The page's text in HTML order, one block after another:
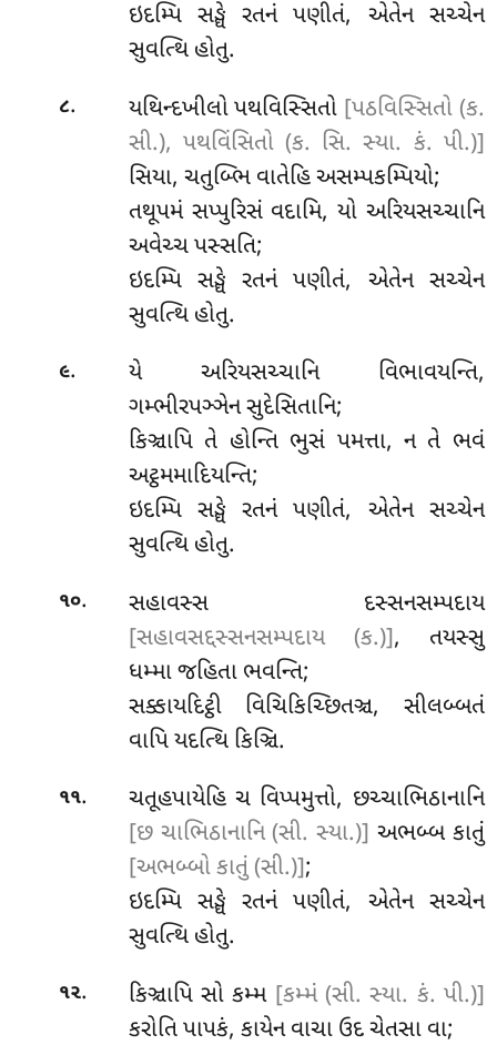
ઇદમ્પિ સઙ્ઘે રતનં પણીતં, એતેન સચ્ચેન
સુવત્થિ હોતુ.
૮. યથિન્દખીલો પથવિસ્સિતો [પઠવિસ્સિતો (ક.
સી.), પથવિંસિતો (ક. સિ. સ્યા. કં. પી.)]
સિયા, ચતુબ્ભિ વાતેહિ અસમ્પકમ્પિયો;
તથૂપમં સપ્પુરિસં વદામિ, યો અરિયસચ્ચાનિ
અવેચ્ચ પસ્સતિ;
ઇદમ્પિ સઙ્ઘે રતનં પણીતં, એતેન સચ્ચેન
સુવત્થિ હોતુ.
૯.
યે અરિયસચ્ચાનિ વિભાવયન્તિ,
ગમ્ભીરપઞ્ઞેન સુદેસિતાનિ;
કિઞ્ચાપિ તે હોન્તિ ભુસં પમત્તા, ન તે ભવં
અટ્ઠમમાદિયન્તિ;
ઇદમ્પિ સઙ્ઘે રતનં પણીતં, એતેન સચ્ચેન
સુવત્થિ હોતુ.
૧૦. સહાવસ્સ દસ્સનસમ્પદાય
[સહાવસદ્દસ્સનસમ્પદાય (ક.)], તયસ્સુ
ધમ્મા જહિતા ભવન્તિ;
સક્કાયદિટ્ઠી વિચિકિચ્છિતઞ્ચ, સીલબ્બતં
વાપિ યદત્થિ કિઞ્ચિ.
૧૧.
ચતૂહપાયેહિ ચ વિપ્પમુત્તો, છચ્ચાભિઠાનાનિ
[છ ચાભિઠાનાનિ (સી. સ્યા.)] અભબ્બ કાતું
[અભબ્બો કાતું (સી.)];
ઇદમ્પિ સઙ્ઘે રતનં પણીતં, એતેન સચ્ચેન
સુવત્થિ હોતુ.
૧૨. કિઞ્ચાપિસો કમ્મ [કમ્મં (સી. સ્યા. કં. પી.)]
કરોતિ પાપકં, કાયેન વાચા ઉદ ચેતસા વા;